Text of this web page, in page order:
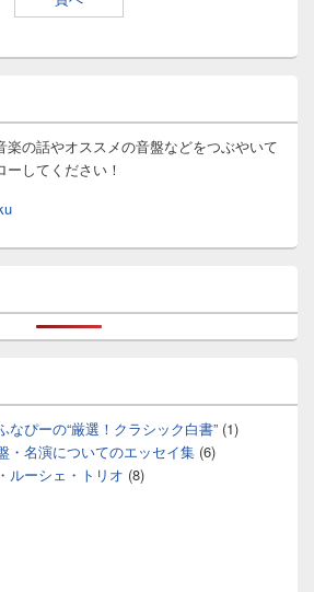
楽の話やオススメの音盤などをつぶやいて
してください！
なぴーの“厳選！クラシック白書” (1)
・名演についてのエッセイ集 (6)
ルーシェ・トリオ (8)